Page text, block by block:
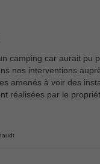
camping car aurait pu
nos interventions
amenés à voir des
réalisées par le